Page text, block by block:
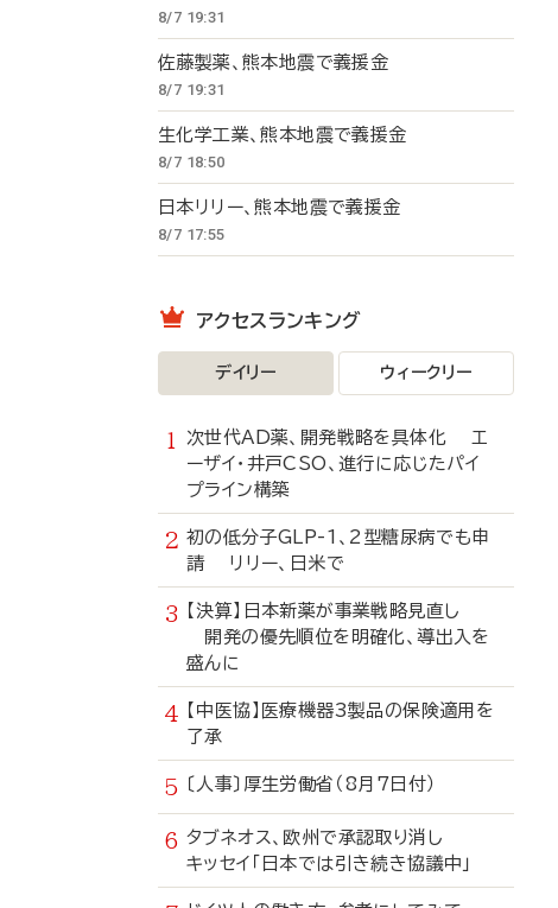
8/7 19:31
佐藤製薬、熊本地震で義援金
8/7 19:31
生化学工業、熊本地震で義援金
8/7 18:50
日本リリー、熊本地震で義援金
8/7 17:55
アクセスランキング
デイリー ウィークリー
次世代AD薬、開発戦略を具体化 エ
ーザイ・井戸CSO、進行に応じたパイ
プライン構築
初の低分子GLP-1、2型糖尿病でも申
請 リリー、日米で
【決算】日本新薬が事業戦略見直し
開発の優先順位を明確化、導出入を
盛んに
【中医協】医療機器3製品の保険適用を
了承
〔人事〕厚生労働省（8月7日付）
タブネオス、欧州で承認取り消し
キッセイ「日本では引き続き協議中」